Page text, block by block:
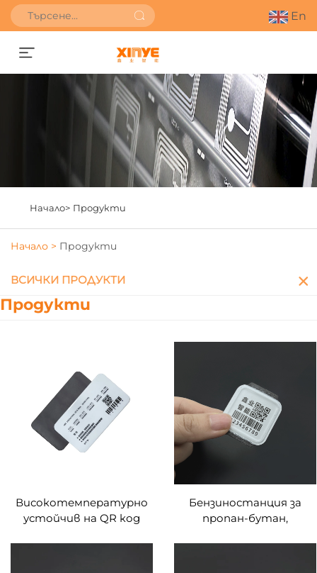
En
Получете оферта
Начало> Продукти
Начало > Продукти
ВСИЧКИ ПРОДУКТИ
Продукти
Високотемпературно
устойчив на QR код
Бензиностанция за
пропан-бутан,